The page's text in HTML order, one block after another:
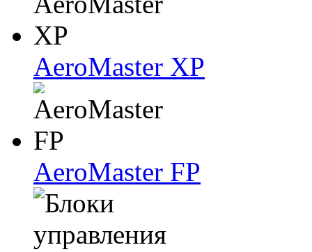
AeroMaster XP
AeroMaster FP